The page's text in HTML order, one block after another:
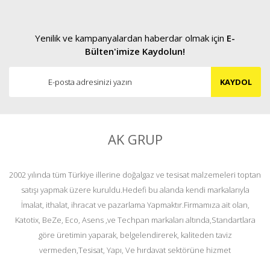
Yenilik ve kampanyalardan haberdar olmak için E-
Bülten'imize Kaydolun!
KAYDOL
AK GRUP
2002 yılında tüm Türkiye illerine doğalgaz ve tesisat malzemeleri toptan
satışı yapmak üzere kuruldu.Hedefi bu alanda kendi markalarıyla
İmalat, ithalat, ihracat ve pazarlama Yapmaktır.Firmamıza ait olan,
Katotix, BeZe, Eco, Asens ,ve Techpan markaları altında,Standartlara
göre üretimin yaparak, belgelendirerek, kaliteden taviz
vermeden,Tesisat, Yapı, Ve hırdavat sektörüne hizmet